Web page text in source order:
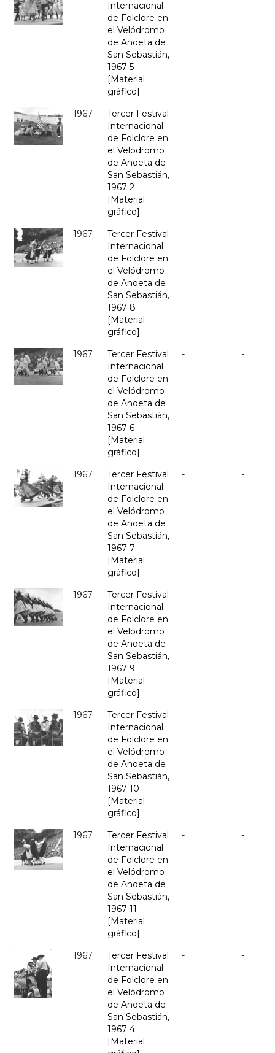
Internacional
de Folclore en
el Velódromo
de Anoeta de
San Sebastián,
1967 5
[Material
gráfico]
1967
Tercer Festival
Internacional
de Folclore en
el Velódromo
de Anoeta de
San Sebastián,
1967 2
[Material
gráfico]
- -
1967
Tercer Festival
Internacional
de Folclore en
el Velódromo
de Anoeta de
San Sebastián,
1967 8
[Material
gráfico]
- -
1967
Tercer Festival
Internacional
de Folclore en
el Velódromo
de Anoeta de
San Sebastián,
1967 6
[Material
gráfico]
- -
1967
Tercer Festival
Internacional
de Folclore en
el Velódromo
de Anoeta de
San Sebastián,
1967 7
[Material
gráfico]
- -
1967
Tercer Festival
Internacional
de Folclore en
el Velódromo
de Anoeta de
San Sebastián,
1967 9
[Material
gráfico]
- -
1967
Tercer Festival
Internacional
de Folclore en
el Velódromo
de Anoeta de
San Sebastián,
1967 10
[Material
gráfico]
- -
1967
Tercer Festival
Internacional
de Folclore en
el Velódromo
de Anoeta de
San Sebastián,
1967 11
[Material
gráfico]
- -
1967
Tercer Festival
Internacional
de Folclore en
el Velódromo
de Anoeta de
San Sebastián,
1967 4
[Material
- -